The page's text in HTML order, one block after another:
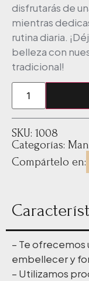
disfrutarás de
mientras
rutina diaria.
belleza con
tradicional!
SKU: 1008
Categorías:
Compártelo en:
– Te ofrecemos
embellecer y
– Utilizamos